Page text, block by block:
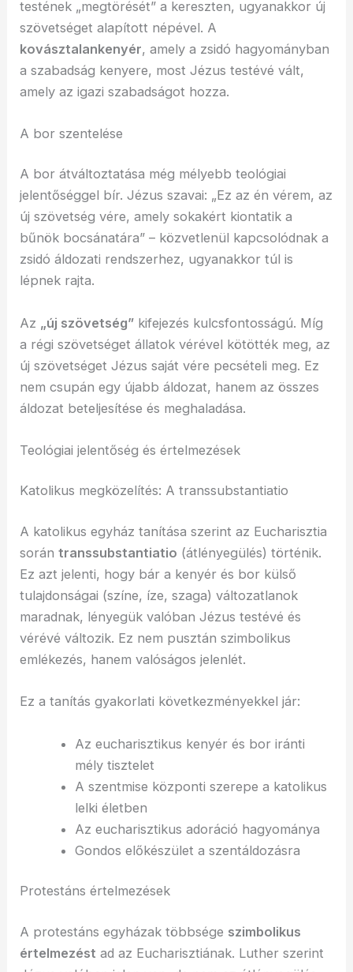
testének „megtörését” a kereszten, ugyanakkor új
szövetséget alapított népével. A
kovásztalankenyér, amely a zsidó hagyományban
a szabadság kenyere, most Jézus testévé vált,
amely az igazi szabadságot hozza.
A bor szentelése
A bor átváltoztatása még mélyebb teológiai
jelentőséggel bír. Jézus szavai: „Ez az én vérem, az
új szövetség vére, amely sokakért kiontatik a
bűnök bocsánatára” – közvetlenül kapcsolódnak a
zsidó áldozati rendszerhez, ugyanakkor túl is
lépnek rajta.
Az „új szövetség” kifejezés kulcsfontosságú. Míg
a régi szövetséget állatok vérével kötötték meg, az
új szövetséget Jézus saját vére pecsételi meg. Ez
nem csupán egy újabb áldozat, hanem az összes
áldozat beteljesítése és meghaladása.
Teológiai jelentőség és értelmezések
Katolikus megközelítés: A transsubstantiatio
A katolikus egyház tanítása szerint az Eucharisztia
sorántranssubstantiatio (átlényegülés) történik.
Ez azt jelenti, hogy bár a kenyér és bor külső
tulajdonságai (színe, íze, szaga) változatlanok
maradnak, lényegük valóban Jézus testévé és
vérévé változik. Ez nem pusztán szimbolikus
emlékezés, hanem valóságos jelenlét.
Ez a tanítás gyakorlati következményekkel jár:
Az eucharisztikus kenyér és bor iránti
mély tisztelet
A szentmise központi szerepe a katolikus
lelki életben
Az eucharisztikus adoráció hagyománya
Gondos előkészület a szentáldozásra
Protestáns értelmezések
A protestáns egyházak többsége szimbolikus
értelmezést ad az Eucharisztiának. Luther szerint